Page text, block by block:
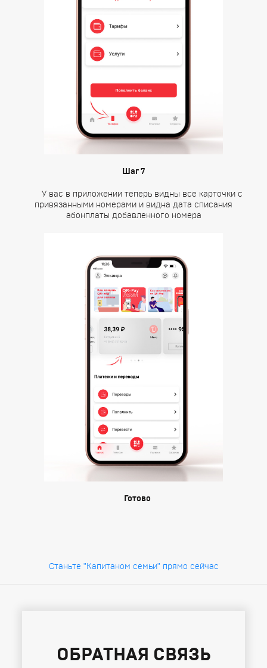
Шаг 7
У вас в приложении теперь видны все карточки с
привязанными номерами и видна дата списания
абонплаты добавленного номера
Готово
Станьте "Капитаном семьи" прямо сейчас
ОБРАТНАЯ СВЯЗЬ